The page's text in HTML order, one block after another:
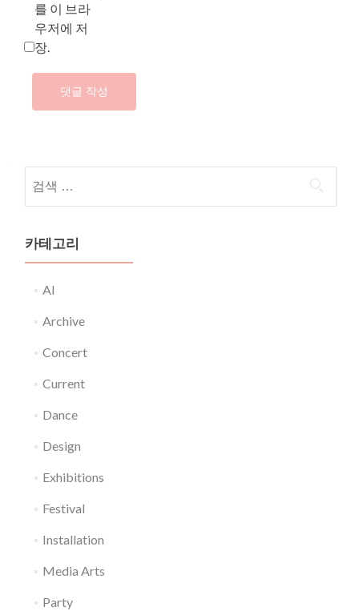
를 이 브라
우저에 저
장.
카테고리
AI
Archive
Concert
Current
Dance
Design
Exhibitions
Festival
Installation
Media Arts
Party